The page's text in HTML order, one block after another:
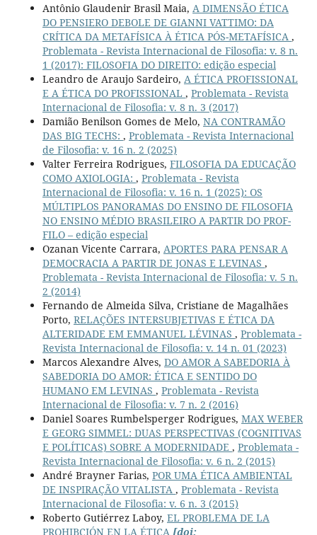
Antônio Glaudenir Brasil Maia, A DIMENSÃO ÉTICA
DO PENSIERO DEBOLE DE GIANNI VATTIMO: DA
CRÍTICA DA METAFÍSICA À ÉTICA PÓS-METAFÍSICA ,
Problemata - Revista Internacional de Filosofia: v. 8 n.
1 (2017): FILOSOFIA DO DIREITO: edição especial
Leandro de Araujo Sardeiro, A ÉTICA PROFISSIONAL
E A ÉTICA DO PROFISSIONAL , Problemata - Revista
Internacional de Filosofia: v. 8 n. 3 (2017)
Damião Benilson Gomes de Melo, NA CONTRAMÃO
DAS BIG TECHS: , Problemata - Revista Internacional
de Filosofia: v. 16 n. 2 (2025)
Valter Ferreira Rodrigues, FILOSOFIA DA EDUCAÇÃO
COMO AXIOLOGIA: , Problemata - Revista
Internacional de Filosofia: v. 16 n. 1 (2025): OS
MÚLTIPLOS PANORAMAS DO ENSINO DE FILOSOFIA
NO ENSINO MÉDIO BRASILEIRO A PARTIR DO PROF-
FILO – edição especial
Ozanan Vicente Carrara, APORTES PARA PENSAR A
DEMOCRACIA A PARTIR DE JONAS E LEVINAS ,
Problemata - Revista Internacional de Filosofia: v. 5 n.
2 (2014)
Fernando de Almeida Silva, Cristiane de Magalhães
Porto, RELAÇÕES INTERSUBJETIVAS E ÉTICA DA
ALTERIDADE EM EMMANUEL LÉVINAS , Problemata -
Revista Internacional de Filosofia: v. 14 n. 01 (2023)
Marcos Alexandre Alves, DO AMOR A SABEDORIA À
SABEDORIA DO AMOR: ÉTICA E SENTIDO DO
HUMANO EM LEVINAS , Problemata - Revista
Internacional de Filosofia: v. 7 n. 2 (2016)
Daniel Soares Rumbelsperger Rodrigues, MAX WEBER
E GEORG SIMMEL: DUAS PERSPECTIVAS (COGNITIVAS
E POLÍTICAS) SOBRE A MODERNIDADE , Problemata -
Revista Internacional de Filosofia: v. 6 n. 2 (2015)
André Brayner Farias, POR UMA ÉTICA AMBIENTAL
DE INSPIRAÇÃO VITALISTA , Problemata - Revista
Internacional de Filosofia: v. 6 n. 3 (2015)
Roberto Gutiérrez Laboy, EL PROBLEMA DE LA
PROHIBCIÓN EN LA ÉTICA [doi: